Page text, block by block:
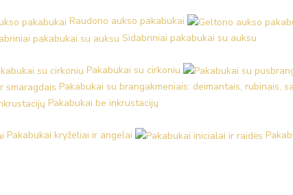
Raudono aukso pakabukai
Sidabriniai pakabukai su auksu
Pakabukai su cirkoniu
Pakabukai su brangakmeniais: deimantais, rubinais,
Pakabukai be inkrustacijų
Pakabukai kryželiai ir angelai